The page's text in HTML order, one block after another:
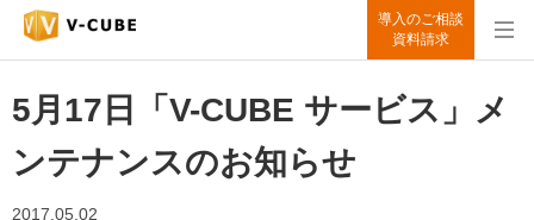
導入のご相談
資料請求
5月17日「V-CUBE サービス」メ
ンテナンスのお知らせ
2017.05.02